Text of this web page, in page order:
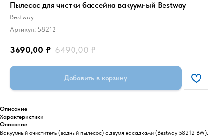
Пылесос для чистки бассейна вакуумный Bestway
Bestway
Артикул: 58212
3690,00 ₽ 6490,00 ₽
Добавить в корзину
Описание
Характеристики
Описание
Вакуумный очиститель (водный пылесос) с двумя насадками (Bestway 58212 BW).